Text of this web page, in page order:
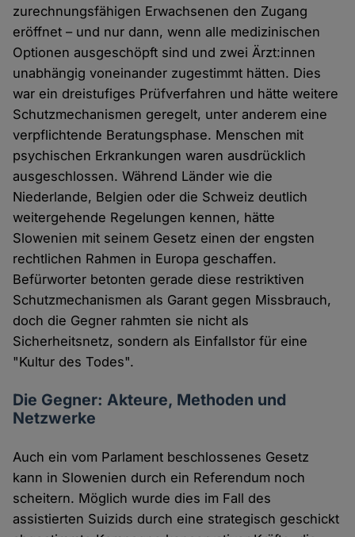
zurechnungsfähigen Erwachsenen den Zugang
eröffnet – und nur dann, wenn alle medizinischen
Optionen ausgeschöpft sind und zwei Ärzt:innen
unabhängig voneinander zugestimmt hätten. Dies
war ein dreistufiges Prüfverfahren und hätte weitere
Schutzmechanismen geregelt, unter anderem eine
verpflichtende Beratungsphase. Menschen mit
psychischen Erkrankungen waren ausdrücklich
ausgeschlossen. Während Länder wie die
Niederlande, Belgien oder die Schweiz deutlich
weitergehende Regelungen kennen, hätte
Slowenien mit seinem Gesetz einen der engsten
rechtlichen Rahmen in Europa geschaffen.
Befürworter betonten gerade diese restriktiven
Schutzmechanismen als Garant gegen Missbrauch,
doch die Gegner rahmten sie nicht als
Sicherheitsnetz, sondern als Einfallstor für eine
"Kultur des Todes".
Die Gegner: Akteure, Methoden und
Netzwerke
Auch ein vom Parlament beschlossenes Gesetz
kann in Slowenien durch ein Referendum noch
scheitern. Möglich wurde dies im Fall des
assistierten Suizids durch eine strategisch geschickt